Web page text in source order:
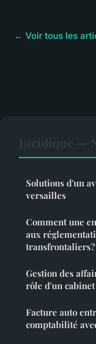
← Voir tous les
Solutions d'un
versailles
Comment une
aux
transfrontaliers?
Gestion des
rôle d'un cabinet
Facture auto
comptabilité